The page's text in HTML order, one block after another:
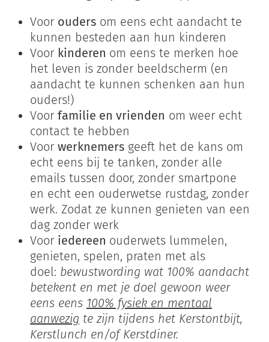
Voor oudersom eens echt aandacht te
kunnen besteden aan hun kinderen
Voor kinderen om eens te merken hoe
het leven is zonder beeldscherm (en
aandacht te kunnen schenken aan hun
ouders!)
Voor familie en vrienden om weer echt
contact te hebben
Voor werknemersgeeft het de kans om
echt eens bij te tanken, zonder alle
emails tussen door, zonder smartpone
en echt een ouderwetse rustdag, zonder
werk. Zodat ze kunnen genieten van een
dag zonder werk
Voor iedereen ouderwets lummelen,
genieten, spelen, praten met als
doel: bewustwording wat 100% aandacht
betekent en met je doel gewoon weer
eens eens 100% fysiek en mentaal
aanwezig te zijn tijdens het Kerstontbijt,
Kerstlunch en/of Kerstdiner.